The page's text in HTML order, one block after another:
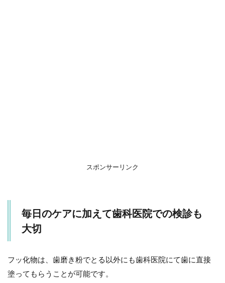
スポンサーリンク
毎日のケアに加えて歯科医院での検診も
大切
フッ化物は、歯磨き粉でとる以外にも歯科医院にて歯に直接
塗ってもらうことが可能です。